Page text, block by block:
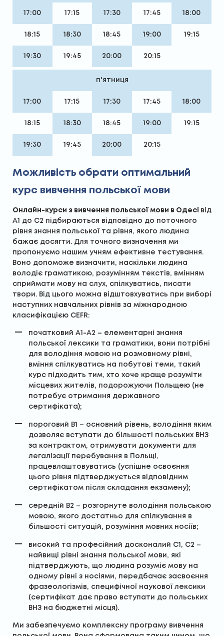
17:00 17:15 17:30 17:45 18:00
18:15 18:30 18:45 19:00 19:15
19:30 19:45 20:00 20:15
п'ятниця
17:00 17:15 17:30 17:45 18:00
18:15 18:30 18:45 19:00 19:15
19:30 19:45 20:00 20:15
Можливість обрати оптимальний
курс вивчення польської мови
Онлайн-курси з вивчення польської мови в Одесі від
А1 до С2 підбираються відповідно до поточного
рівня знання польської та рівня, якого людина
бажає досягти. Для точного визначення ми
пропонуємо нашим учням ефективне тестування.
Воно допоможе визначити, наскільки людина
володіє граматикою, розумінням текстів, вмінням
сприймати мову на слух, спілкуватись, писати
твори. Від цього можна відштовхуватись при виборі
наступних навчальних рівнів за міжнародною
класифікацією CEFR:
початковий А1-А2 – елементарні знання
польської лексики та граматики, вони потрібні
для володіння мовою на розмовному рівні,
вміння спілкуватись на побутові теми, такий
курс підходить тим, хто хоче краще розуміти
місцевих жителів, подорожуючи Польщею (не
потребує отримання державного
сертифіката);
пороговий В1 – основний рівень, володіння яким
дозволяє вступати до більшості польських ВНЗ
за контрактом, отримувати документи для
легалізації перебування в Польщі,
працевлаштовуватись (успішне освоєння
цього рівня підтверджується відповідним
сертифікатом після складання екзамену);
середній В2 – розгорнуте володіння польською
мовою, якого достатньо для спілкування в
більшості ситуацій, розуміння мовних носіїв;
високий та професійний досконалий С1, С2 –
найвищі рівні знання польської мови, які
підтверджують, що людина розуміє мову на
одному рівні з носіями, передбачає засвоєння
фразеологізмів, специфічної наукової лексики
(сертифікат дає право вступати до польських
ВНЗ на бюджетні місця).
Ми забезпечуємо комплексну програму вивчення